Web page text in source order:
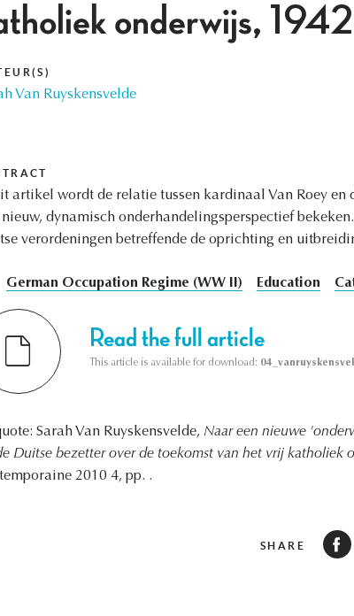
onderwijs,
Van Ruyskensvelde
artikel wordt de relatie tussen kardinaal Van Roey
nieuw, dynamisch onderhandelingsperspectief
verordeningen betreffende de oprichting en
German Occupation Regime (WW II) Education
Read the full article
This article is available for download:
Sarah Van Ruyskensvelde, Naar een nieuwe
Duitse bezetter over de toekomst van het vrij katholiek
2010 4, pp. .
SHARE